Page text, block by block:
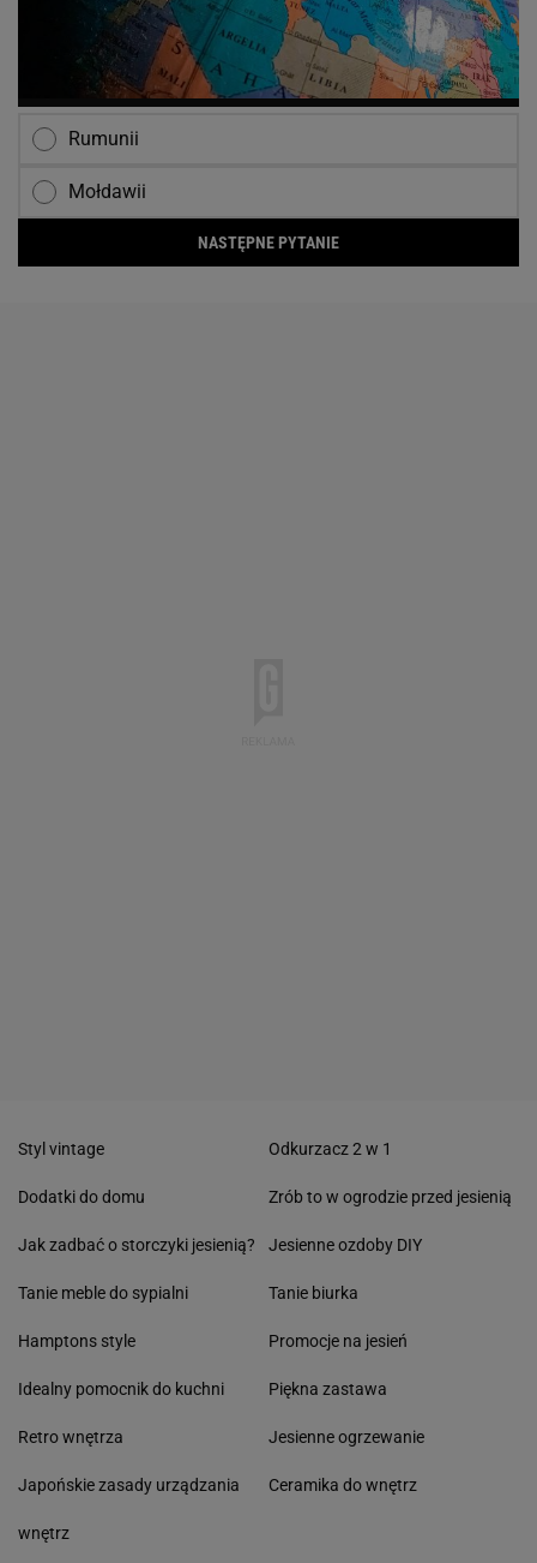
Rumunii
Mołdawii
NASTĘPNE PYTANIE
Styl vintage
Dodatki do domu
Jak zadbać o storczyki jesienią?
Tanie meble do sypialni
Hamptons style
Idealny pomocnik do kuchni
Retro wnętrza
Japońskie zasady urządzania
wnętrz
Odkurzacz 2 w 1
Zrób to w ogrodzie przed jesienią
Jesienne ozdoby DIY
Tanie biurka
Promocje na jesień
Piękna zastawa
Jesienne ogrzewanie
Ceramika do wnętrz